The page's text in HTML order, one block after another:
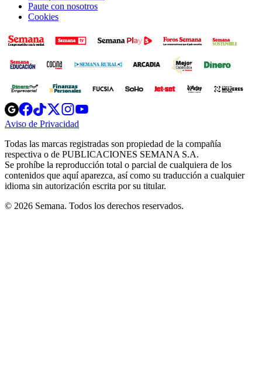
Paute con nosotros
Cookies
Opens
in
new
Opens
in
new
Opens
in
new
window
Opens
new
windowwindow
Aviso de Privacidad
new
window
Todas las marcas registradas son propiedad de la compañía
respectiva o de PUBLICACIONES SEMANA S.A.
Se prohíbe la reproducción total o parcial de cualquiera de los
contenidos que aquí aparezca, así como su traducción a cualquier
idioma sin autorización escrita por su titular.
© 2026 Semana. Todos los derechos reservados.